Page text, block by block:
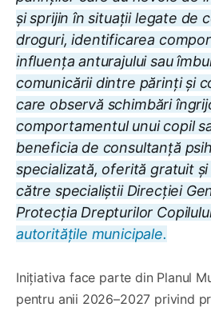
și sprijin în situații legate de
droguri, identificarea
influența anturajului sau
comunicării dintre părinți și
care observă schimbări
comportamentul unui copil
beneficia de consultanță
specializată, oferită gratuit
către specialiștii Direcției
Protecția Drepturilor
autoritățile municipale.
Inițiativa face parte din Planul
pentru anii 2026–2027 privind